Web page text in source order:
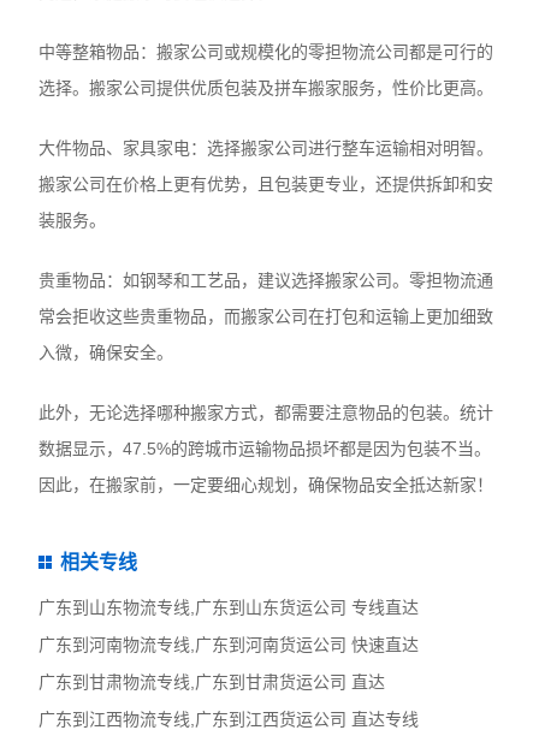
‌中等整箱物品‌：搬家公司或规模化的零担物流公司都是可行的
选择。搬家公司提供优质包装及拼车搬家服务，性价比更高。
‌大件物品、家具家电‌：选择搬家公司进行整车运输相对明智。
搬家公司在价格上更有优势，且包装更专业，还提供拆卸和安
装服务。
‌贵重物品‌：如钢琴和工艺品，建议选择搬家公司。零担物流通
常会拒收这些贵重物品，而搬家公司在打包和运输上更加细致
入微，确保安全。
此外，无论选择哪种搬家方式，都需要注意物品的包装。统计
数据显示，47.5%的跨城市运输物品损坏都是因为包装不当。
因此，在搬家前，一定要细心规划，确保物品安全抵达新家！
相关专线
广东到山东物流专线,广东到山东货运公司 专线直达
广东到河南物流专线,广东到河南货运公司 快速直达
广东到甘肃物流专线,广东到甘肃货运公司 直达
广东到江西物流专线,广东到江西货运公司 直达专线